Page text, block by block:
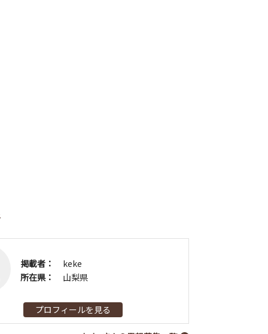
掲載者：
keke
所在県：
山梨県
プロフィールを見る